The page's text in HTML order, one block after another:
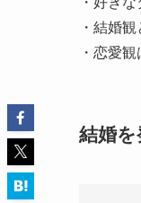
・結婚
・恋愛
結婚